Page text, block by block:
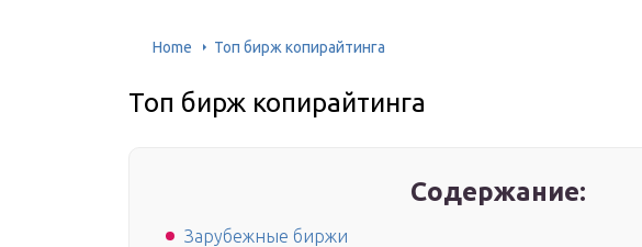
Home Топ бирж копирайтинга
Топ бирж копирайтинга
Содержание:
Зарубежные биржи